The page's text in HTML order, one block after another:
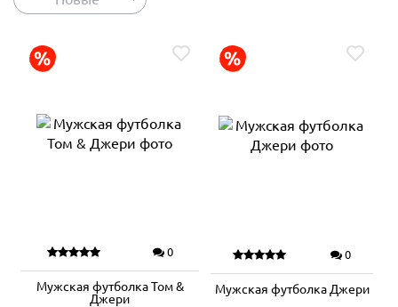
0
Мужская футболка Том &
Джери
0
Мужская футболка Джери